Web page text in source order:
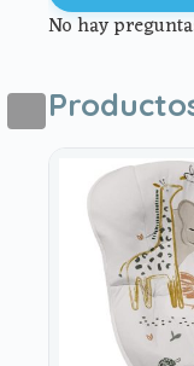
No hay
producto
tiene
múltiples
variantes.
opciones